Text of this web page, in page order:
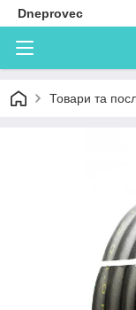
Dneprovec
Товари та